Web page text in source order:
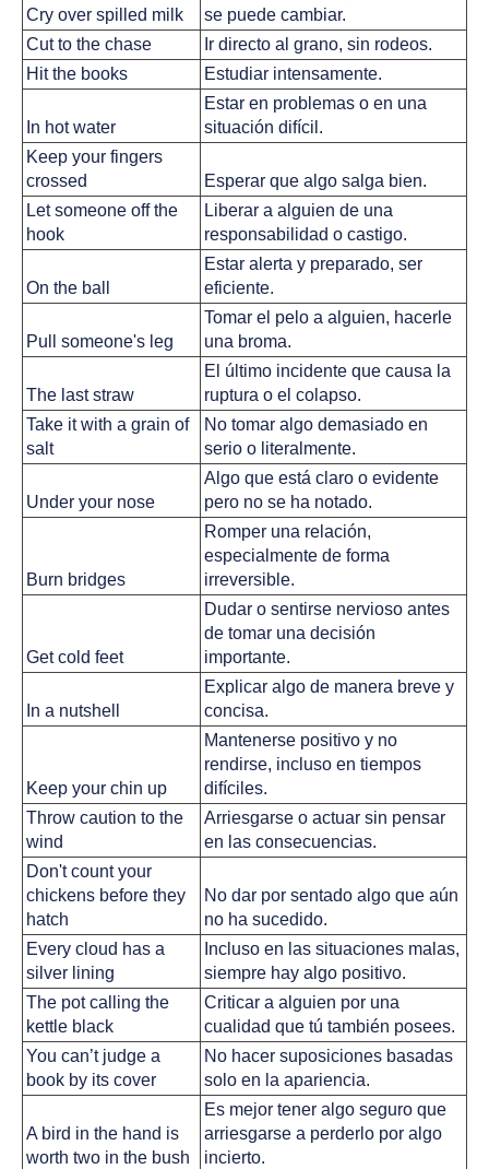
Cry over spilled milk
se puede cambiar.
Cut to the chase
Ir directo al grano, sin rodeos.
Hit the books
Estudiar intensamente.
In hot water
Estar en problemas o en una
situación difícil.
Keep your fingers
crossed
Esperar que algo salga bien.
Let someone off the
hook
Liberar a alguien de una
responsabilidad o castigo.
On the ball
Estar alerta y preparado, ser
eficiente.
Pull someone's leg
Tomar el pelo a alguien, hacerle
una broma.
The last straw
El último incidente que causa la
ruptura o el colapso.
Take it with a grain of
salt
No tomar algo demasiado en
serio o literalmente.
Under your nose
Algo que está claro o evidente
pero no se ha notado.
Burn bridges
Romper una relación,
especialmente de forma
irreversible.
Get cold feet
Dudar o sentirse nervioso antes
de tomar una decisión
importante.
In a nutshell
Explicar algo de manera breve y
concisa.
Keep your chin up
Mantenerse positivo y no
rendirse, incluso en tiempos
difíciles.
Throw caution to the
wind
Arriesgarse o actuar sin pensar
en las consecuencias.
Don't count your
chickens before they
hatch
No dar por sentado algo que aún
no ha sucedido.
Every cloud has a
silver lining
Incluso en las situaciones malas,
siempre hay algo positivo.
The pot calling the
kettle black
Criticar a alguien por una
cualidad que tú también posees.
You can’t judge a
book by its cover
No hacer suposiciones basadas
solo en la apariencia.
A bird in the hand is
worth two in the bush
Es mejor tener algo seguro que
arriesgarse a perderlo por algo
incierto.